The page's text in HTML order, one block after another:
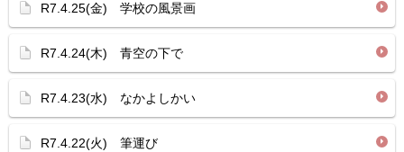
R7.4.25(金) 学校の風景画
R7.4.24(木) 青空の下で
R7.4.23(水) なかよしかい
R7.4.22(火) 筆運び